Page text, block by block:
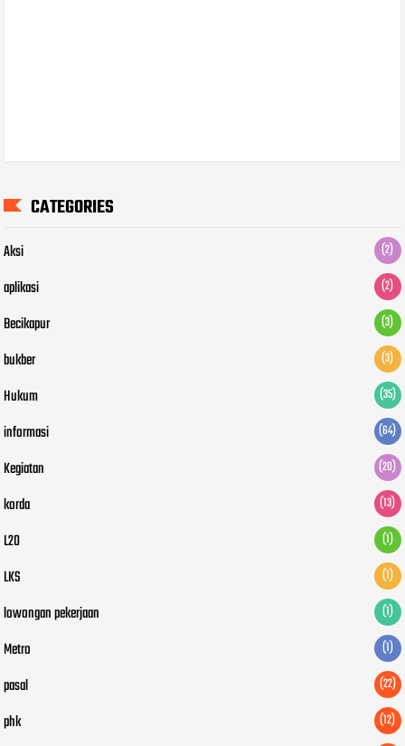
CATEGORIES
Aksi (2)
aplikasi (2)
Becikapur (3)
bukber (3)
Hukum (35)
informasi (64)
Kegiatan (20)
korda (13)
L20 (1)
LKS (1)
lowongan pekerjaan (1)
Metro (1)
pasal (22)
phk (12)